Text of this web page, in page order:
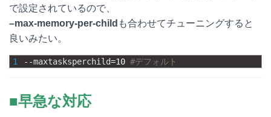
で設定されているので、
–max-memory-per-child も合わせてチューニングすると
良いみたい。
1 --maxtasksperchild=10 #デフォルト
■早急な対応